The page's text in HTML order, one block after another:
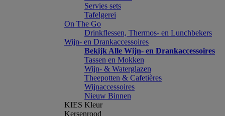
Servies sets
Tafelgerei
On The Go
Drinkflessen, Thermos- en Lunchbekers
Wijn- en Drankaccessoires
Bekijk Alle Wijn- en Drankaccessoires
Tassen en Mokken
Wijn- & Waterglazen
Theepotten & Cafetières
Wijnaccessoires
Nieuw Binnen
KIES Kleur
Kersenrood